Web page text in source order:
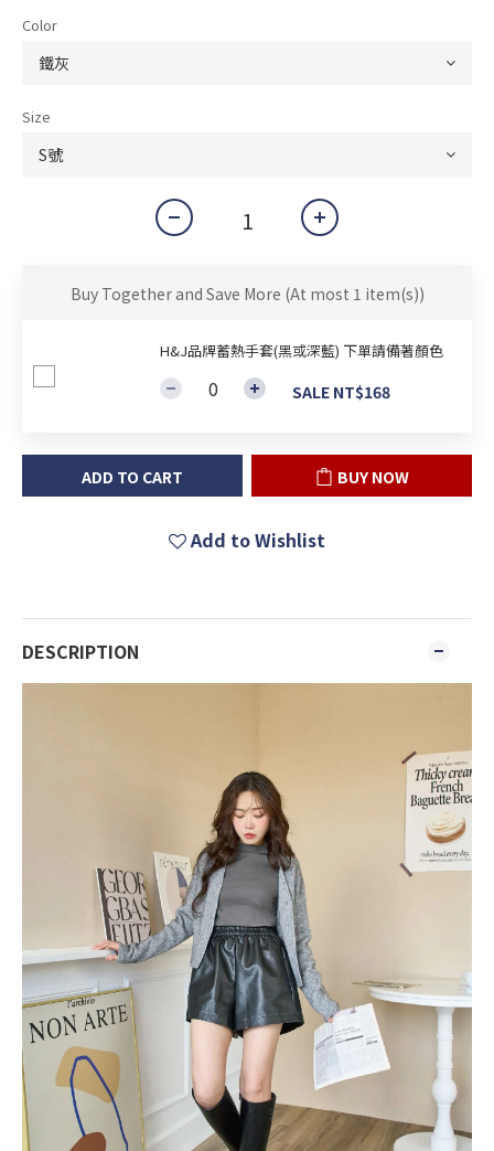
Color
Size
Buy Together and Save More (At most 1 item(s))
H&J品牌蓄熱手套(黑或深藍) 下單請備著顏色
SALE NT$168
ADD TO CART BUY NOW
Add to Wishlist
DESCRIPTION